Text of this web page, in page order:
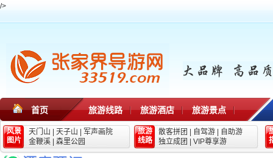
/>
首页 旅游线路 旅游酒店 旅游景点
风景
图片
天门山 天子山
军声画院
金鞭溪
森里公园
旅游
线路
散客拼团 自驾游
自助游
独立成团
VIP尊享游